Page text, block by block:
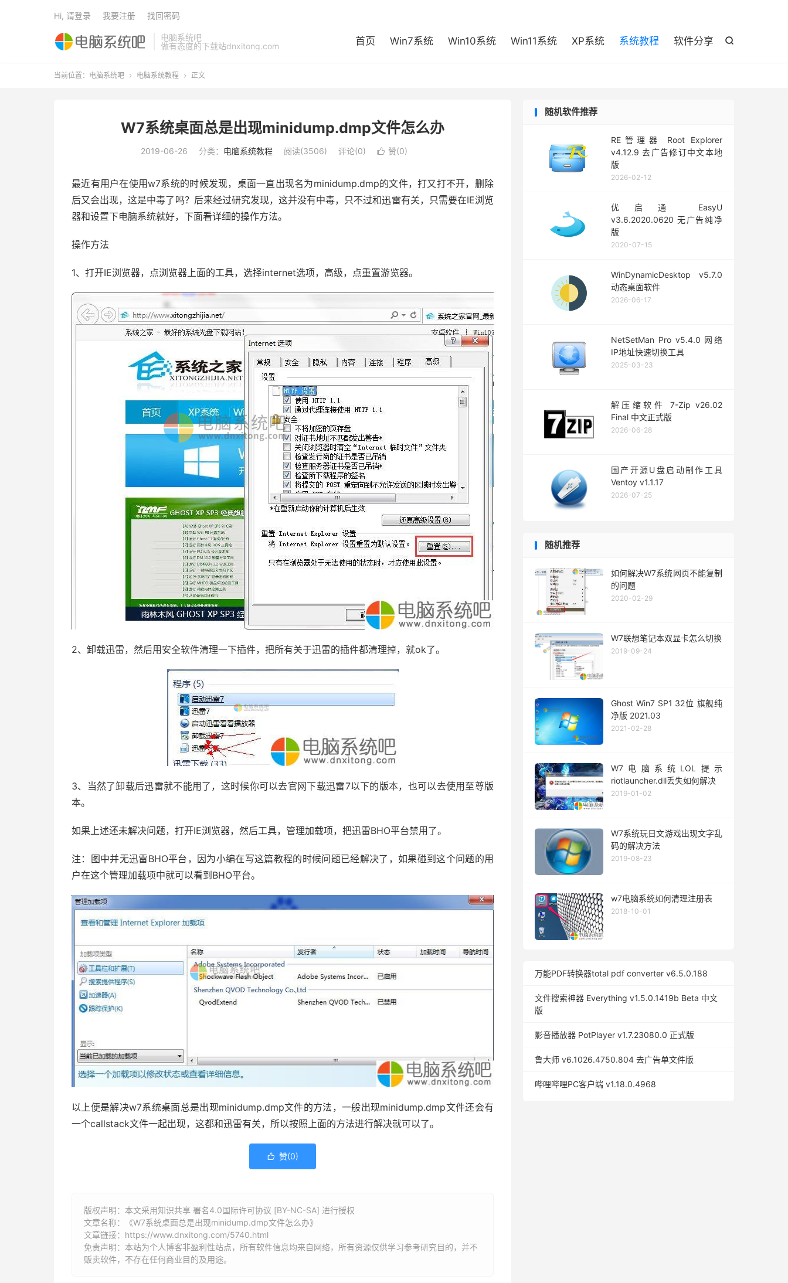
电脑系统吧
做有态度的下载站dnxitong.com

首页 Win7系统 Win10系统 Win11系统 XP系统 系统教程 软件分享
Hi, 请登录 我要注册 找回密码
当前位置： 电脑系统吧  电脑系统教程  正文
W7系统桌面总是出现minidump.dmp文件怎么办
2019-06-26 分类： 电脑系统教程 阅读(3506) 评论(0)  赞(0)
最近有用户在使用w7系统的时候发现，桌面一直出现名为minidump.dmp的文件，打又打不开，删除
后又会出现，这是中毒了吗？后来经过研究发现，这并没有中毒，只不过和迅雷有关，只需要在IE浏览
器和设置下电脑系统就好，下面看详细的操作方法。
操作方法
1、打开IE浏览器，点浏览器上面的工具，选择internet选项，高级，点重置游览器。
2、卸载迅雷，然后用安全软件清理一下插件，把所有关于迅雷的插件都清理掉，就ok了。
3、当然了卸载后迅雷就不能用了，这时候你可以去官网下载迅雷7以下的版本，也可以去使用至尊版
本。
如果上述还未解决问题，打开IE浏览器，然后工具，管理加载项，把迅雷BHO平台禁用了。
注：图中并无迅雷BHO平台，因为小编在写这篇教程的时候问题已经解决了，如果碰到这个问题的用
户在这个管理加载项中就可以看到BHO平台。
以上便是解决w7系统桌面总是出现minidump.dmp文件的方法，一般出现minidump.dmp文件还会有
一个callstack文件一起出现，这都和迅雷有关，所以按照上面的方法进行解决就可以了。
 赞(0)
版权声明：本文采用知识共享 署名4.0国际许可协议 [BY-NC-SA] 进行授权
文章名称：《W7系统桌面总是出现minidump.dmp文件怎么办》
文章链接： https://www.dnxitong.com/5740.html
免责声明：本站为个人博客非盈利性站点，所有软件信息均来自网络，所有资源仅供学习参考研究目的，并不
贩卖软件，不存在任何商业目的及用途。
随机软件推荐
RE管理器 Root Explorer
v4.12.9 去广告修订中文本地
版
2026-02-12
优启通 EasyU
v3.6.2020.0620 无广告纯净
版
2020-07-15
WinDynamicDesktop v5.7.0
动态桌面软件
2026-06-17
NetSetMan Pro v5.4.0 网络
IP地址快速切换工具
2025-03-23
解压缩软件 7-Zip v26.02
Final 中文正式版
2026-06-28
国产开源U盘启动制作工具
Ventoy v1.1.17
2026-07-25
随机推荐
如何解决W7系统网页不能复制
的问题
2020-02-29
W7联想笔记本双显卡怎么切换
2019-09-24
Ghost Win7 SP1 32位 旗舰纯
净版 2021.03
2021-02-28
W7电脑系统LOL提示
riotlauncher.dll丢失如何解决
2019-01-02
W7系统玩日文游戏出现文字乱
码的解决方法
2019-08-23
w7电脑系统如何清理注册表
2018-10-01
万能PDF转换器total pdf converter v6.5.0.188
文件搜索神器 Everything v1.5.0.1419b Beta 中文
版
影音播放器 PotPlayer v1.7.23080.0 正式版
鲁大师 v6.1026.4750.804 去广告单文件版
哔哩哔哩PC客户端 v1.18.0.4968